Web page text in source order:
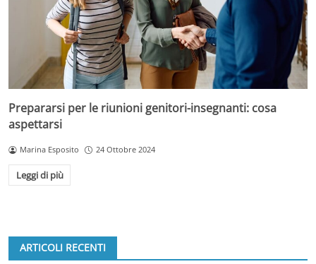
Prepararsi per le riunioni genitori-insegnanti: cosa
aspettarsi
Marina Esposito 24 Ottobre 2024
Leggi di più
ARTICOLI RECENTI